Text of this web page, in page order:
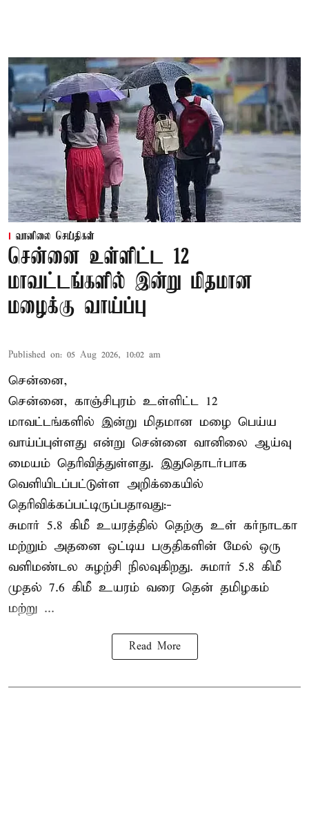
வானிலை செய்திகள்
சென்னை உள்ளிட்ட 12
மாவட்டங்களில் இன்று மிதமான
மழைக்கு வாய்ப்பு
Published on: 05 Aug 2026, 10:02 am
சென்னை,
சென்னை, காஞ்சிபுரம் உள்ளிட்ட 12
மாவட்டங்களில் இன்று மிதமான மழை பெய்ய
வாய்ப்புள்ளது என்று சென்னை வானிலை ஆய்வு
மையம் தெரிவித்துள்ளது. இதுதொடர்பாக
வெளியிடப்பட்டுள்ள அறிக்கையில்
தெரிவிக்கப்பட்டிருப்பதாவது:-
சுமார் 5.8 கிமீ உயரத்தில் தெற்கு உள் கர்நாடகா
மற்றும் அதனை ஒட்டிய பகுதிகளின் மேல் ஒரு
வளிமண்டல சுழற்சி நிலவுகிறது. சுமார் 5.8 கிமீ
முதல் 7.6 கிமீ உயரம் வரை தென் தமிழகம்
மற்று ...
Read More